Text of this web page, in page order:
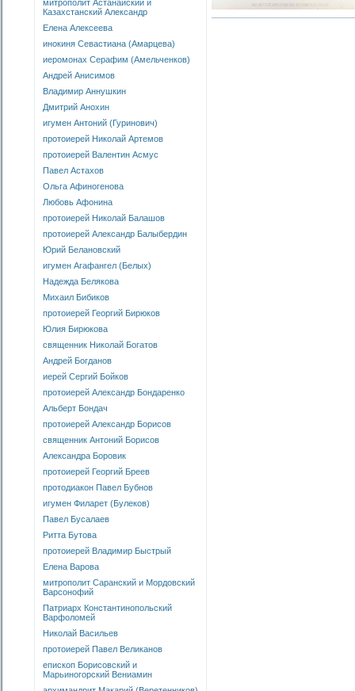
митрополит Астанайский и
Казахстанский Александр
Елена Алексеева
инокиня Севастиана (Амарцева)
иеромонах Серафим (Амельченков)
Андрей Анисимов
Владимир Аннушкин
Дмитрий Анохин
игумен Антоний (Гуринович)
протоиерей Николай Артемов
протоиерей Валентин Асмус
Павел Астахов
Ольга Афиногенова
Любовь Афонина
протоиерей Николай Балашов
протоиерей Александр Балыбердин
Юрий Белановский
игумен Агафангел (Белых)
Надежда Белякова
Михаил Бибиков
протоиерей Георгий Бирюков
Юлия Бирюкова
священник Николай Богатов
Андрей Богданов
иерей Сергий Бойков
протоиерей Александр Бондаренко
Альберт Бондач
протоиерей Александр Борисов
священник Антоний Борисов
Александра Боровик
протоиерей Георгий Бреев
протодиакон Павел Бубнов
игумен Филарет (Булеков)
Павел Бусалаев
Ритта Бутова
протоиерей Владимир Быстрый
Елена Варова
митрополит Саранский и Мордовский
Варсонофий
Патриарх Константинопольский
Варфоломей
Николай Васильев
протоиерей Павел Великанов
епископ Борисовский и
Марьиногорский Вениамин